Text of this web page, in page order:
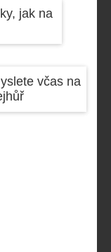
jak na
včas na